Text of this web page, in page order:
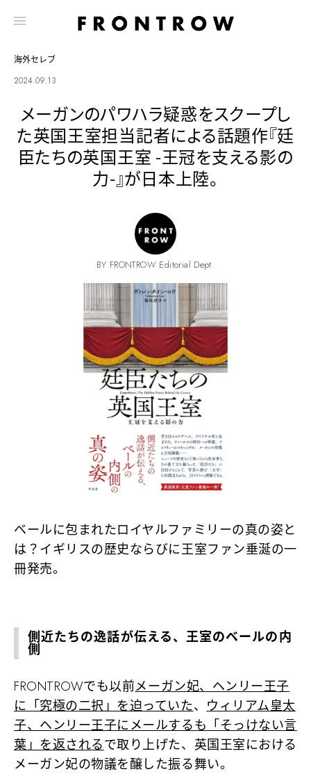
海外セレブ
2024.09.13
メーガンのパワハラ疑惑をスクープし
た英国王室担当記者による話題作『廷
臣たちの英国王室 -王冠を支える影の
力-』が日本上陸。
BY FRONTROW Editorial Dept.
ベールに包まれたロイヤルファミリーの真の姿と
は？イギリスの歴史ならびに王室ファン垂涎の一
冊発売。
側近たちの逸話が伝える、王室のベールの内
側
FRONTROWでも以前メーガン妃、ヘンリー王子
に「究極の二択」を迫っていた、 ウィリアム皇太
子、ヘンリー王子にメールするも「そっけない言
葉」を返されるで取り上げた、英国王室における
メーガン妃の物議を醸した振る舞い。